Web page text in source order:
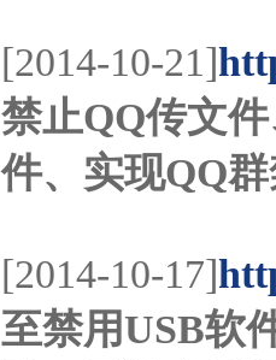
[2014-10-21]
禁止QQ传文
件、实现QQ
[2014-10-17]
至禁用USB软